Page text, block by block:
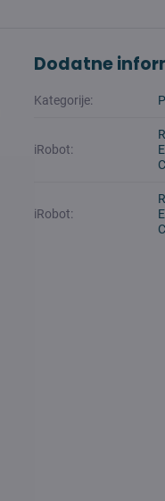
Dodatne
Kategorije:
iRobot:
iRobot: